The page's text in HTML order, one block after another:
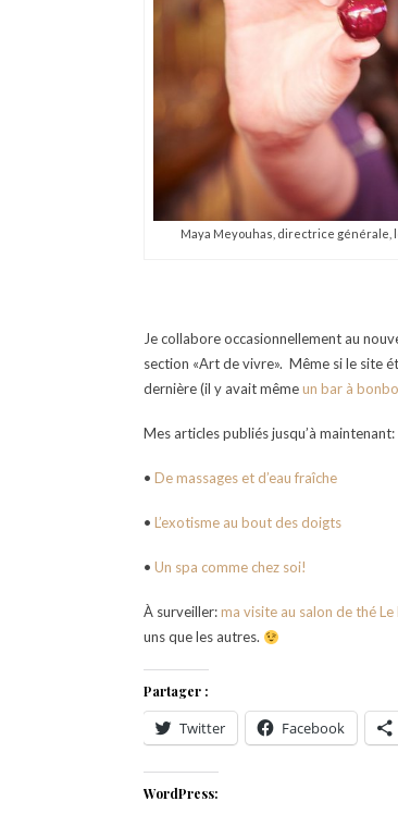
Maya Meyouhas, directrice générale,
Je collabore occasionnellement au
section «Art de vivre». Même si le site
dernière (il y avait mêmeun bar à
Mes articles publiés jusqu’à maintenant:
• De massages et d’eau fraîche
• L’exotisme au bout des doigts
• Un spa comme chez soi!
À surveiller:ma visite au salon de thé
uns que les autres.
Partager :
Twitter Facebook
WordPress: